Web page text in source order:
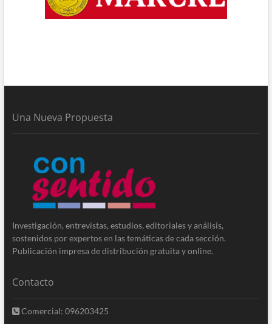
Una Nueva Propuesta
Investigación, entrevistas, estudios, editoriales y análisis,
sostenidos por expertos en las temáticas de cada sección.
Publicación impresa de distribución gratuita y online.
Contacto
Comercial: 096203425